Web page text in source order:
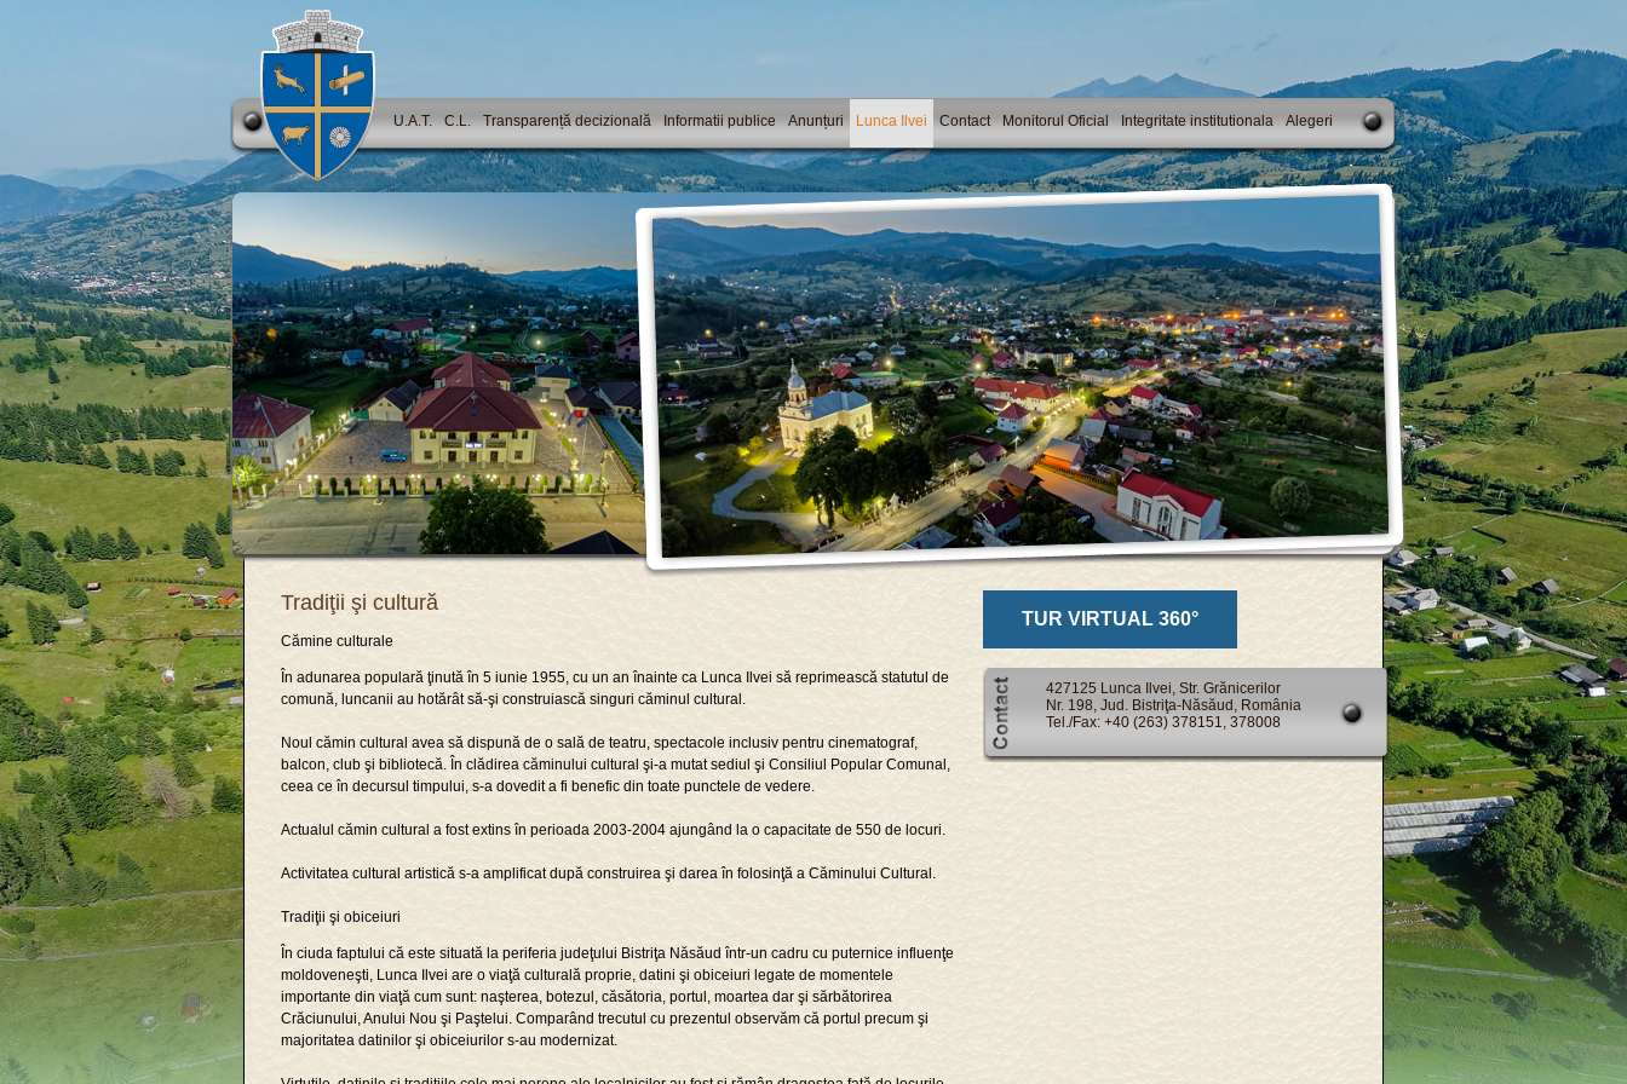
U.A.T. C.L. Transparență decizională Informatii publice Anunțuri Lunca Ilvei Contact Monitorul Oficial Integritate institutionala Alegeri
Tradiţii şi cultură
Cămine culturale
În adunarea populară ţinută în 5 iunie 1955, cu un an înainte ca Lunca Ilvei să reprimească statutul de
comună, luncanii au hotărât să-şi construiască singuri căminul cultural.
Noul cămin cultural avea să dispună de o sală de teatru, spectacole inclusiv pentru cinematograf,
balcon, club şi bibliotecă. În clădirea căminului cultural şi-a mutat sediul şi Consiliul Popular Comunal,
ceea ce în decursul timpului, s-a dovedit a fi benefic din toate punctele de vedere.
Actualul cămin cultural a fost extins în perioada 2003-2004 ajungând la o capacitate de 550 de locuri.
Activitatea cultural artistică s-a amplificat după construirea şi darea în folosinţă a Căminului Cultural.
Tradiţii şi obiceiuri
În ciuda faptului că este situată la periferia judeţului Bistriţa Năsăud într-un cadru cu puternice influenţe
moldoveneşti, Lunca Ilvei are o viaţă culturală proprie, datini şi obiceiuri legate de momentele
importante din viaţă cum sunt: naşterea, botezul, căsătoria, portul, moartea dar şi sărbătorirea
Crăciunului, Anului Nou şi Paştelui. Comparând trecutul cu prezentul observăm că portul precum şi
majoritatea datinilor şi obiceiurilor s-au modernizat.
TUR VIRTUAL 360°
427125 Lunca Ilvei, Str. Grănicerilor
Nr. 198, Jud. Bistriţa-Năsăud, România
Tel./Fax: +40 (263) 378151, 378008